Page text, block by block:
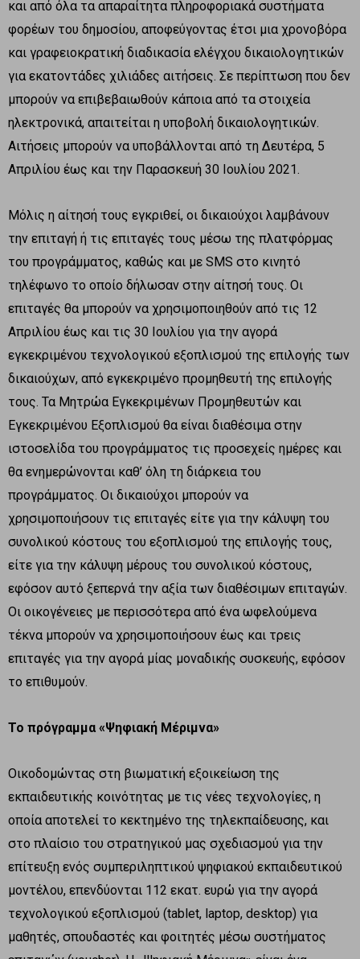
και από όλα τα απαραίτητα πληροφοριακά συστήματα
φορέων του δημοσίου, αποφεύγοντας έτσι μια χρονοβόρα
και γραφειοκρατική διαδικασία ελέγχου δικαιολογητικών
για εκατοντάδες χιλιάδες αιτήσεις. Σε περίπτωση που δεν
μπορούν να επιβεβαιωθούν κάποια από τα στοιχεία
ηλεκτρονικά, απαιτείται η υποβολή δικαιολογητικών.
Αιτήσεις μπορούν να υποβάλλονται από τη Δευτέρα, 5
Απριλίου έως και την Παρασκευή 30 Ιουλίου 2021.
Μόλις η αίτησή τους εγκριθεί, οι δικαιούχοι λαμβάνουν
την επιταγή ή τις επιταγές τους μέσω της πλατφόρμας
του προγράμματος, καθώς και με SMS στο κινητό
τηλέφωνο το οποίο δήλωσαν στην αίτησή τους. Οι
επιταγές θα μπορούν να χρησιμοποιηθούν από τις 12
Απριλίου έως και τις 30 Ιουλίου για την αγορά
εγκεκριμένου τεχνολογικού εξοπλισμού της επιλογής των
δικαιούχων, από εγκεκριμένο προμηθευτή της επιλογής
τους. Τα Μητρώα Εγκεκριμένων Προμηθευτών και
Εγκεκριμένου Εξοπλισμού θα είναι διαθέσιμα στην
ιστοσελίδα του προγράμματος τις προσεχείς ημέρες και
θα ενημερώνονται καθ’ όλη τη διάρκεια του
προγράμματος. Οι δικαιούχοι μπορούν να
χρησιμοποιήσουν τις επιταγές είτε για την κάλυψη του
συνολικού κόστους του εξοπλισμού της επιλογής τους,
είτε για την κάλυψη μέρους του συνολικού κόστους,
εφόσον αυτό ξεπερνά την αξία των διαθέσιμων επιταγών.
Οι οικογένειες με περισσότερα από ένα ωφελούμενα
τέκνα μπορούν να χρησιμοποιήσουν έως και τρεις
επιταγές για την αγορά μίας μοναδικής συσκευής, εφόσον
το επιθυμούν.
Το πρόγραμμα «Ψηφιακή Μέριμνα»
Οικοδομώντας στη βιωματική εξοικείωση της
εκπαιδευτικής κοινότητας με τις νέες τεχνολογίες, η
οποία αποτελεί το κεκτημένο της τηλεκπαίδευσης, και
στο πλαίσιο του στρατηγικού μας σχεδιασμού για την
επίτευξη ενός συμπεριληπτικού ψηφιακού εκπαιδευτικού
μοντέλου, επενδύονται 112 εκατ. ευρώ για την αγορά
τεχνολογικού εξοπλισμού (tablet, laptop, desktop) για
μαθητές, σπουδαστές και φοιτητές μέσω συστήματος